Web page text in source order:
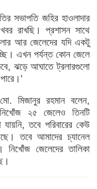
সভাপতি জহির হাওলাদার
রাখছি। প্রশাসন সাথে
আর জেলেদের যদি একটু
এখন পর্যন্ত কোন জেলে
ঝড়ে আঘাতে ট্রলারগুলো
মো. মিজানুর রহমান বলেন,
নিখোঁজ ২৫ জেলেও তিনটি
তবে পরিবারের কেউ
তবে আমাদের চ্যানেল
জেলেদের তালিকা